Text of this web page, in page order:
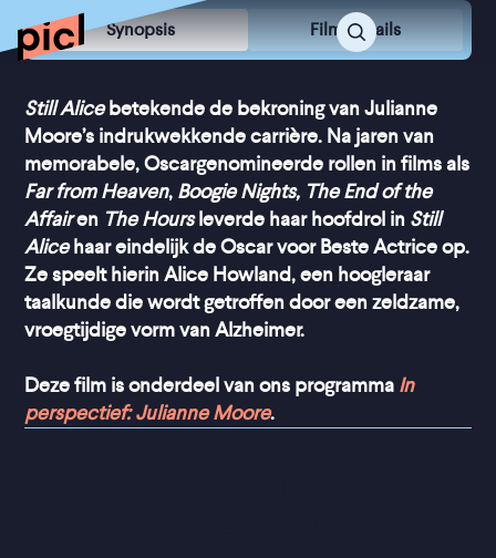
Synopsis Film Details
Still Alicebetekende de bekroning van Julianne
Moore’s indrukwekkende carrière. Na jaren van
memorabele, Oscargenomineerde rollen in films als
Far from Heaven, Boogie Nights, The End of the
Affairen The Hoursleverde haar hoofdrol in Still
Alicehaar eindelijk de Oscar voor Beste Actrice op.
Ze speelt hierin Alice Howland, een hoogleraar
taalkunde die wordt getroffen door een zeldzame,
vroegtijdige vorm van Alzheimer.
Deze film is onderdeel van ons programma In
perspectief: Julianne Moore.